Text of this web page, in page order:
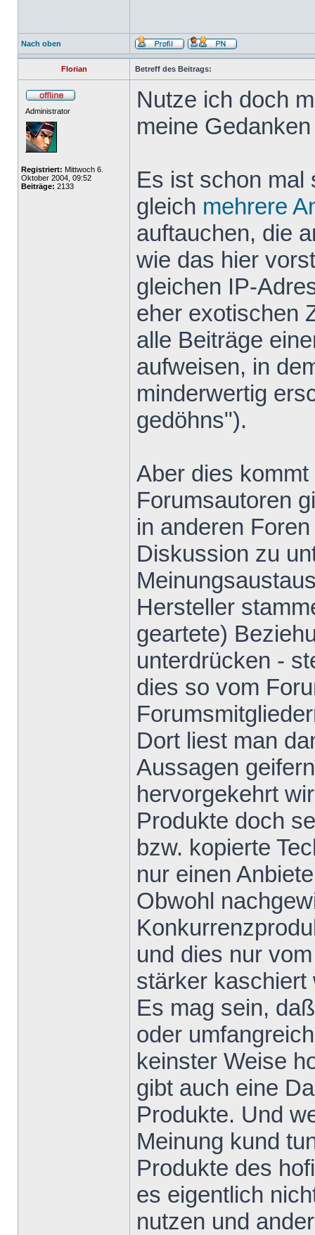
Nach oben
Florian Betreff des Beitrags:
Administrator
Registriert: Mittwoch 6.
Oktober 2004, 09:52
Beiträge: 2133
Nutze ich doch
meine
Es ist schon mal
gleich mehrere
auftauchen, die
wie das hier
gleichen IP-
eher exotischen
alle Beiträge
aufweisen, in
minderwertig
gedöhns").
Aber dies
Forumsautoren
in anderen
Diskussion zu
Hersteller
geartete)
unterdrücken -
dies so vom
Dort liest man
Aussagen
hervorgekehrt
Produkte doch
bzw. kopierte
nur einen
Obwohl
und dies nur
stärker kaschiert
Es mag sein,
oder
keinster Weise
gibt auch eine
Produkte. Und
Meinung kund
Produkte des
es eigentlich
nutzen und